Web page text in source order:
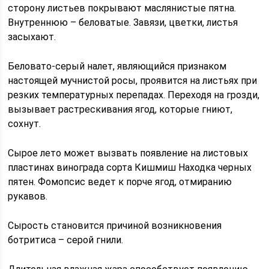
сторону листьев покрывают маслянистые пятна.
Внутреннюю – беловатые. Завязи, цветки, листья
засыхают.
Беловато-серый налет, являющийся признаком
настоящей мучнистой росы, проявится на листьях при
резких температурных перепадах. Переходя на грозди,
вызывает растрескивания ягод, которые гниют,
сохнут.
Сырое лето может вызвать появление на листовых
пластинах винограда сорта Кишмиш Находка черных
пятен. Фомопсис ведет к порче ягод, отмиранию
рукавов.
Сырость становится причиной возникновения
ботритиса – серой гнили.